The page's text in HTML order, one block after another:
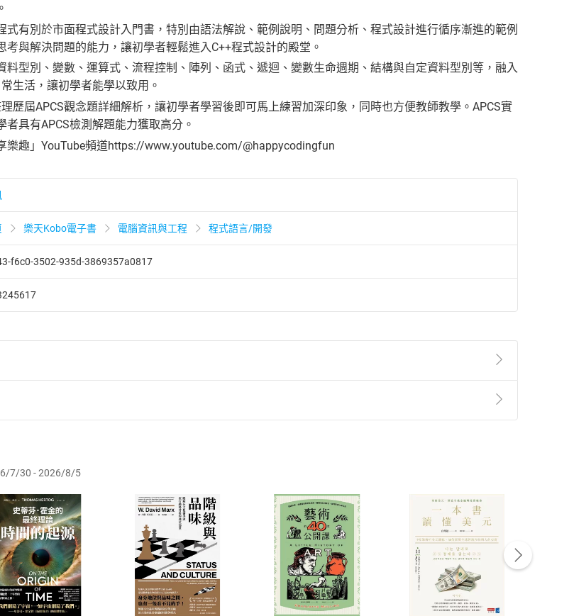
式有別於市面程式設計入門書，特別由語法解說、範例說明、問題分析、程式設計進行循序漸進的範例
與解決問題的能力，讓初學者輕鬆進入C++程式設計的殿堂。
料型別、變數、運算式、流程控制、陣列、函式、遞迴、變數生命週期、結構與自定資料型別等，融入
生活，讓初學者能學以致用。
歷屆APCS觀念題詳細解析，讓初學者學習後即可馬上練習加深印象，同時也方便教師教學。APCS實
具有APCS檢測解題能力獲取高分。
趣」YouTube頻道https://www.youtube.com/@happycodingfun
樂天Kobo電子書 電腦資訊與工程 程式語言/開發
f6c0-3502-935d-3869357a0817
第1項後段暨通訊交易解除權合理例外情事適用準則第2條第5款之規定，「非以有形媒介提供之數位
品即代表知悉本店鋪所銷售之商品為電子書，屬非以有形媒介提供之數位內容，消費者同意若訂購後
求退貨退款。
理退貨時，請登入樂天市場，並於「我的訂單」中點選「瀏覽訂單明細」
「申請取消訂單/ 退
行審核，待審核通過後將為您辦理退款事宜。
單為單位進行取消/退貨，恕無法以單支商品取消/退貨。
放入購物車
Shopping cart
登入帳號
Login
付款方式
Payment
完成訂單
Complete
？
Step2.登入帳號，下載書籍後看書
7/30 - 2026/8/5